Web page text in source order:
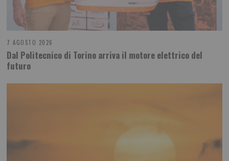
7 AGOSTO 2026
Dal Politecnico di Torino arriva il motore elettrico del
futuro